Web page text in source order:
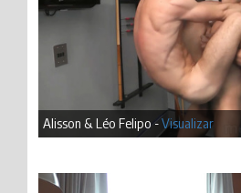
Alisson & Léo Felipo -Visualizar